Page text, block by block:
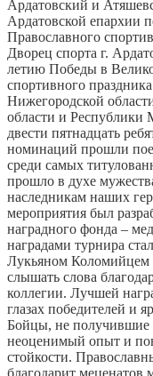
Ардатовский и
Ардатовской епархии
Православного
Дворец спорта г.
летию Победы в
спортивного
Нижегородской
области и
двести пятнадцать
номинаций прошли
среди самых
прошло в духе
наследникам наших
мероприятия был
наградного фонда –
наградами турнира
Лукьяном
слышать слова
коллегии. Лучшей
глазах победителей и
Бойцы, не получившие
неоценимый опыт и
стойкости.
благодарит